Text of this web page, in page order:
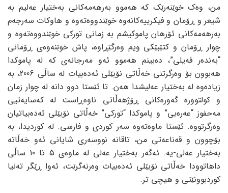
من، وەک خوێنەرێک کە هەموو بەرهەمەکانی بەختیار عەلیم بە
شیعر و ڕۆمان و فیکرییەکانەوە خوێندووەتەوە و هاوکات سەرجەم
بەرهەمەکانی ئۆرهان پاموکیشم بە زمانی تورکی خوێندووەتەوە و
چوار ڕۆمان و کتێبێکی ویم وەرگێڕاوە، پاش خوێنەوەی ڕۆمانی
“بەندەر فەیلی”، دەبینم هەموو ئەو مەرجانەی کە لە پاموکدا
هەبوون بۆ وەرگرتنی خەڵاتی نۆبێلی ئەدەبیات لە ساڵی 2006، بە
زیادەوە لە بەختیار عەلیشدا هەن. تا ئێستا دوو دانە لە چوار زمان
و کولتوورە گەورەکانی ڕۆژهەڵاتی ناوەڕاست لە کەسایەتیی
مەحفوز “عەرەبی” و پاموکدا “تورکی” خەڵاتی نۆبێلی ئەدەبیاتیان
وەرگرتووە. ئێستا ماوەتەوە سەر کوردی و فارسی. لە کوردیدا، بە
بۆچوون و قەناعەتی من، تاقانە نووسەری شایانی ئەو خەڵاتە
بەختیار عەلی-یە. ئەگەر بەختیار عەلی لە ماوەی 5 تا 10 ساڵی
داهاتوودا خەڵاتی نۆبێلی ئەدەبیات وەرنەگرێت، ئەوا ڕێگر تەنیا
کوردبوونێتی و هیچی تر.